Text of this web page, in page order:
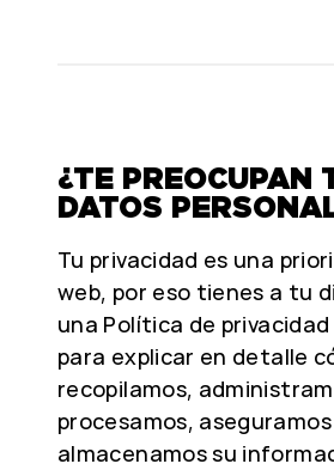
¿TE PREOCUPAN
DATOS
Tu privacidad es una
web, por eso tienes a tu
una Política de
para explicar en detalle
recopilamos,
procesamos,
almacenamos su